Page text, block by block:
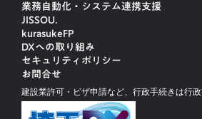
業務自動化・システム連携支援
JISSOU.
kurasukeFP
DXへの取り組み
セキュリティポリシー
お問合せ
建設業許可・ビザ申請など、行政手続きは行